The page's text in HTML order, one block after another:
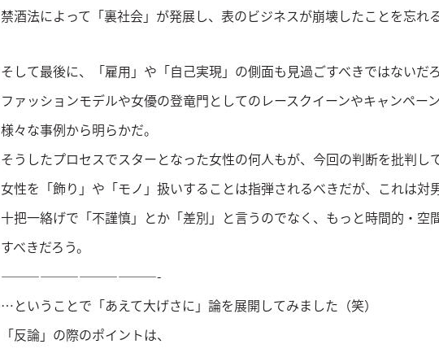
禁酒法によって「裏社会」が発展し、表のビジネスが崩壊したことを忘れ
そして最後に、「雇用」や「自己実現」の側面も見過ごすべきではないだろ
ファッションモデルや女優の登竜門としてのレースクイーンやキャンペー
様々な事例から明らかだ。
そうしたプロセスでスターとなった女性の何人もが、今回の判断を批判し
女性を「飾り」や「モノ」扱いすることは指弾されるべきだが、これは対
十把一絡げで「不謹慎」とか「差別」と言うのでなく、もっと時間的・空
すべきだろう。
————————————-
…ということで「あえて大げさに」論を展開してみました（笑）
「反論」の際のポイントは、